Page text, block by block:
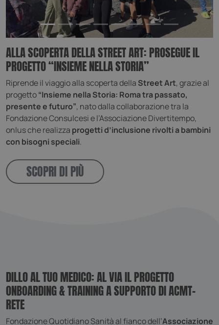
ALLA SCOPERTA DELLA STREET ART: PROSEGUE IL
PROGETTO “INSIEME NELLA STORIA”
Riprende il viaggio alla scoperta della Street Art, grazie al
progetto“Insieme nella Storia: Roma tra passato,
presente e futuro”, nato dalla collaborazione tra la
Fondazione Consulcesi e l’Associazione Divertitempo,
onlus che realizza progetti d’inclusione rivolti a bambini
con bisogni speciali.
SCOPRI DI PIÙ
DILLO AL TUO MEDICO: AL VIA IL PROGETTO
ONBOARDING & TRAINING A SUPPORTO DI ACMT-
RETE
Fondazione Quotidiano Sanità al fianco dell’Associazione